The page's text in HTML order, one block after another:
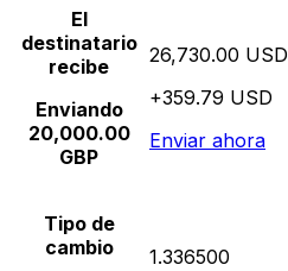
El
destinatario
recibe
Enviando
20,000.00
GBP
26,730.00 USD
+359.79 USD
Enviar ahora
Tipo de
cambio
1.336500